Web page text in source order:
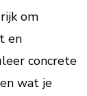
om
en
concrete
wat je